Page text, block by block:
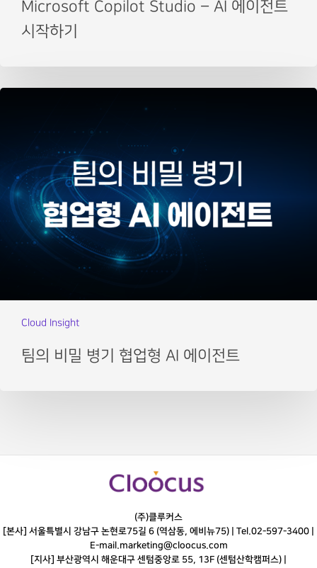
Microsoft Copilot Studio – AI 에이전트
시작하기
Cloud Insight
팀의 비밀 병기 협업형 AI 에이전트
(주)클루커스
[본사] 서울특별시 강남구 논현로75길 6 (역삼동, 에비뉴75) | Tel.02-597-3400
E-mail.marketing@cloocus.com
[지사] 부산광역시 해운대구 센텀중앙로 55, 13F (센텀산학캠퍼스) |